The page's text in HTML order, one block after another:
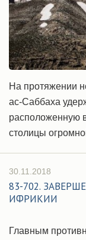
На протяжении
ас-Саббаха
расположенную
столицы
30.11.2018
83-702.
ИФРИКИИ
Главным